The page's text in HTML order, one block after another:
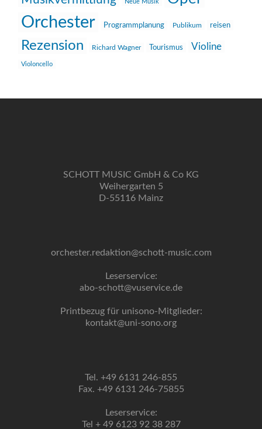
Neue Musik
Orchester Programmplanung Publikum reisen
Rezension Richard Wagner Tourismus Violine
Violoncello
SCHOTT MUSIC GmbH & Co KG
Weihergarten 5
D-55116 Mainz
orchester.redaktion@schott-music.com
Leserservice:
abo-schott@vuservice.de
Printbezug für unisono-Mitglieder:
kontakt@uni-sono.org
Tel. +49 6131 246-855
Fax. +49 6131 246-75855
Leserservice:
Tel + 49 6123 92 38 287